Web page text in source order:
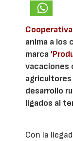
anima a los
marca
vacaciones
desarrollo
ligados al
Con la